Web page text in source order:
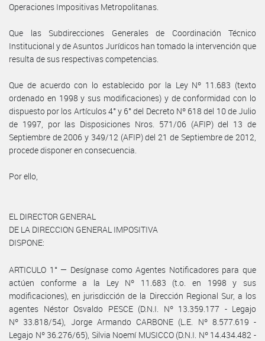
Operaciones Impositivas Metropolitanas.
Que las Subdirecciones Generales de Coordinación Técnico
Institucional y de Asuntos Jurídicos han tomado la intervención que
resulta de sus respectivas competencias.
Que de acuerdo con lo establecido por la Ley Nº 11.683 (texto
ordenado en 1998 y sus modificaciones) y de conformidad con lo
dispuesto por los Artículos 4° y 6° del Decreto Nº 618 del 10 de Julio
de 1997, por las Disposiciones Nros. 571/06 (AFIP) del 13 de
Septiembre de 2006 y 349/12 (AFIP) del 21 de Septiembre de 2012,
procede disponer en consecuencia.
Por ello,
EL DIRECTOR GENERAL
DE LA DIRECCION GENERAL IMPOSITIVA
DISPONE:
ARTICULO 1° — Desígnase como Agentes Notificadores para que
actúen conforme a la Ley Nº 11.683 (t.o. en 1998 y sus
modificaciones), en jurisdicción de la Dirección Regional Sur, a los
agentes Néstor Osvaldo PESCE (D.N.I. Nº 13.359.177 - Legajo
Nº 33.818/54), Jorge Armando CARBONE (L.E. Nº 8.577.619 -
Legajo Nº 36.276/65), Silvia Noemí MUSICCO (D.N.I. Nº 14.434.482 -